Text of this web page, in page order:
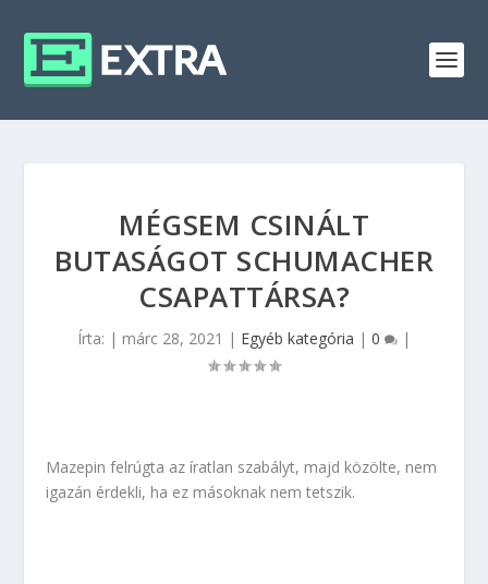
MÉGSEM CSINÁLT
BUTASÁGOT SCHUMACHER
CSAPATTÁRSA?
Írta: | márc 28, 2021 | Egyéb kategória | 0 |
Mazepin felrúgta az íratlan szabályt, majd közölte, nem
igazán érdekli, ha ez másoknak nem tetszik.